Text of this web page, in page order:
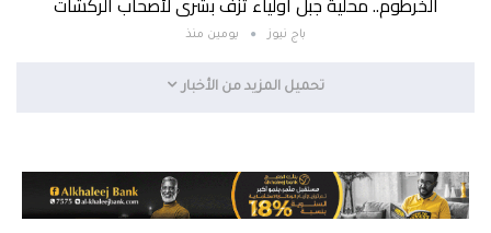
باج نيوز يومين منذ
تحميل المزيد من الأخبار